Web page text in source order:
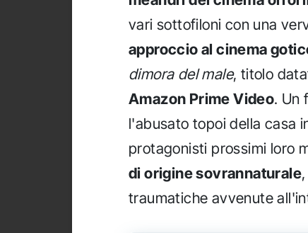
vari sottofiloni con una
approccio al cinema
dimora del male, titolo
Amazon Prime Video. Un
l'abusato topoi della casa
protagonisti prossimi loro
di origine sovrannaturale
traumatiche avvenute